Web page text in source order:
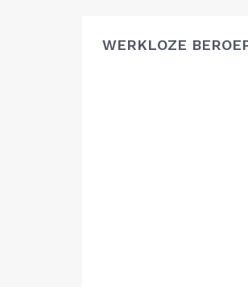
WERKLOZE